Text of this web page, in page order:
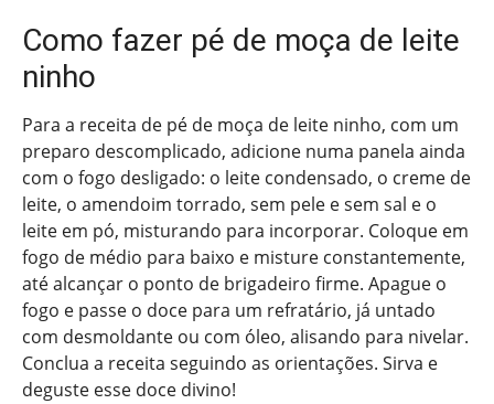
Como fazer pé de moça de leite
ninho
Para a receita de pé de moça de leite ninho, com um
preparo descomplicado, adicione numa panela ainda
com o fogo desligado: o leite condensado, o creme de
leite, o amendoim torrado, sem pele e sem sal e o
leite em pó, misturando para incorporar. Coloque em
fogo de médio para baixo e misture constantemente,
até alcançar o ponto de brigadeiro firme. Apague o
fogo e passe o doce para um refratário, já untado
com desmoldante ou com óleo, alisando para nivelar.
Conclua a receita seguindo as orientações. Sirva e
deguste esse doce divino!